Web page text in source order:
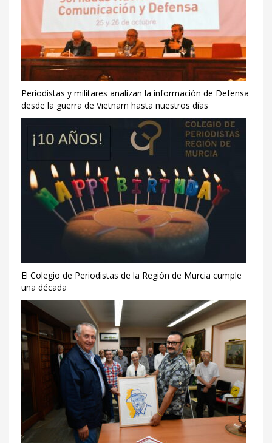
Periodistas y militares analizan la información de Defensa
desde la guerra de Vietnam hasta nuestros días
El Colegio de Periodistas de la Región de Murcia cumple
una década